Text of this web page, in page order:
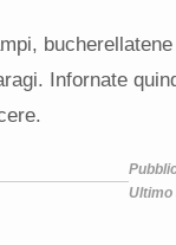
Infornate
Ultimo